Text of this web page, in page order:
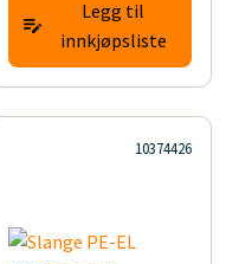
Legg til
innkjøpsliste
10374426